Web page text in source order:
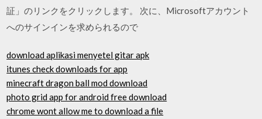
証」のリンクをクリックします。 次に、Microsoftアカウント
へのサインインを求められるので
download aplikasi menyetel gitar apk
itunes check downloads for app
minecraft dragon ball mod download
photo grid app for android free download
chrome wont allow me to download a file